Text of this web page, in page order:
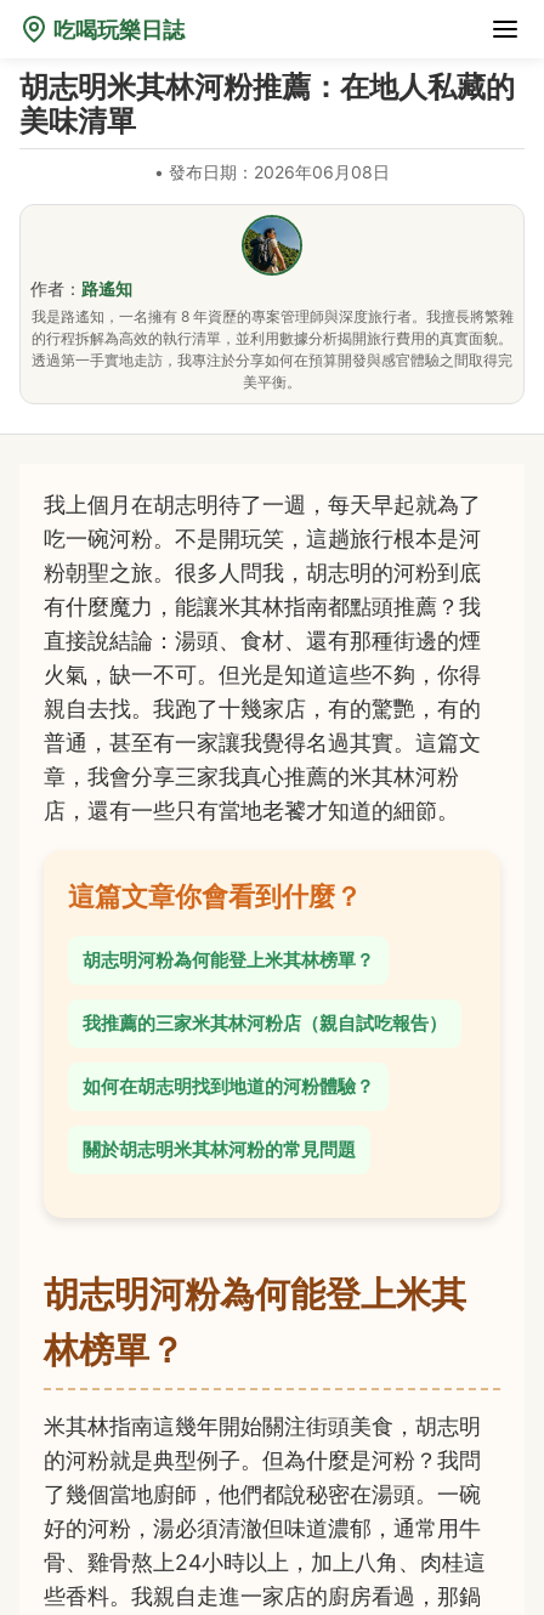
吃喝玩樂日誌
胡志明米其林河粉推薦：在地人私藏的
美味清單
• 發布日期：2026年06月08日
作者： 路遙知
我是路遙知，一名擁有 8 年資歷的專案管理師與深度旅行者。我擅長將繁雜
的行程拆解為高效的執行清單，並利用數據分析揭開旅行費用的真實面貌。
透過第一手實地走訪，我專注於分享如何在預算開發與感官體驗之間取得完
美平衡。
我上個月在胡志明待了一週，每天早起就為了
吃一碗河粉。不是開玩笑，這趟旅行根本是河
粉朝聖之旅。很多人問我，胡志明的河粉到底
有什麼魔力，能讓米其林指南都點頭推薦？我
直接說結論：湯頭、食材、還有那種街邊的煙
火氣，缺一不可。但光是知道這些不夠，你得
親自去找。我跑了十幾家店，有的驚艷，有的
普通，甚至有一家讓我覺得名過其實。這篇文
章，我會分享三家我真心推薦的米其林河粉
店，還有一些只有當地老饕才知道的細節。
這篇文章你會看到什麼？
胡志明河粉為何能登上米其林榜單？
我推薦的三家米其林河粉店（親自試吃報告）
如何在胡志明找到地道的河粉體驗？
關於胡志明米其林河粉的常見問題
胡志明河粉為何能登上米其
林榜單？
米其林指南這幾年開始關注街頭美食，胡志明
的河粉就是典型例子。但為什麼是河粉？我問
了幾個當地廚師，他們都說秘密在湯頭。一碗
好的河粉，湯必須清澈但味道濃郁，通常用牛
骨、雞骨熬上24小時以上，加上八角、肉桂這
些香料。我親自走進一家店的廚房看過，那鍋